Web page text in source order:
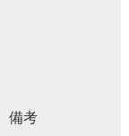
備考